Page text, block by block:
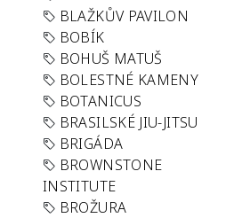
BLAŽKŮV PAVILON
BOBÍK
BOHUŠ MATUŠ
BOLESTNÉ KAMENY
BOTANICUS
BRASILSKÉ JIU-JITSU
BRIGÁDA
BROWNSTONE
INSTITUTE
BROŽURA